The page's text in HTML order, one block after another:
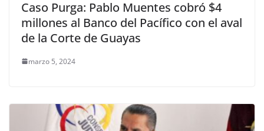
Caso Purga: Pablo Muentes cobró $4
millones al Banco del Pacífico con el aval
de la Corte de Guayas
marzo 5, 2024